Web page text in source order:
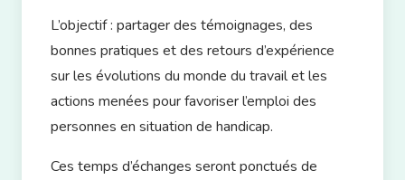
L’objectif: partager des témoignages, des
bonnes pratiques et des retours d’expérience
sur les évolutions du monde du travail et les
actions menées pour favoriser l’emploi des
personnes en situation de handicap.
Ces temps d’échanges seront ponctués de